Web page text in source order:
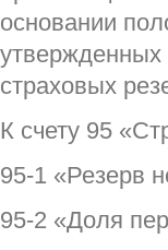
основании
утвержденных
страховых
К счету 95
95-1 «Резерв
95-2 «Доля